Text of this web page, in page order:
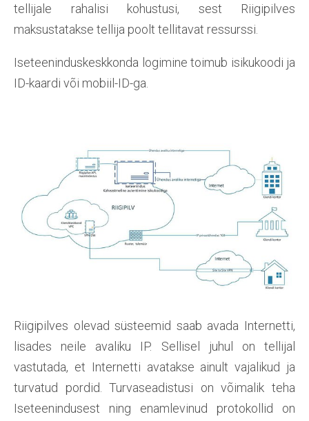
tellijale rahalisi kohustusi, sest Riigipilves
maksustatakse tellija poolt tellitavat ressurssi.
Iseteeninduskeskkonda logimine toimub isikukoodi ja
ID-kaardi või mobiil-ID-ga.
Riigipilves olevad süsteemid saab avada Internetti,
lisades neile avaliku IP. Sellisel juhul on tellijal
vastutada, et Internetti avatakse ainult vajalikud ja
turvatud pordid. Turvaseadistusi on võimalik teha
Iseteenindusest ning enamlevinud protokollid on